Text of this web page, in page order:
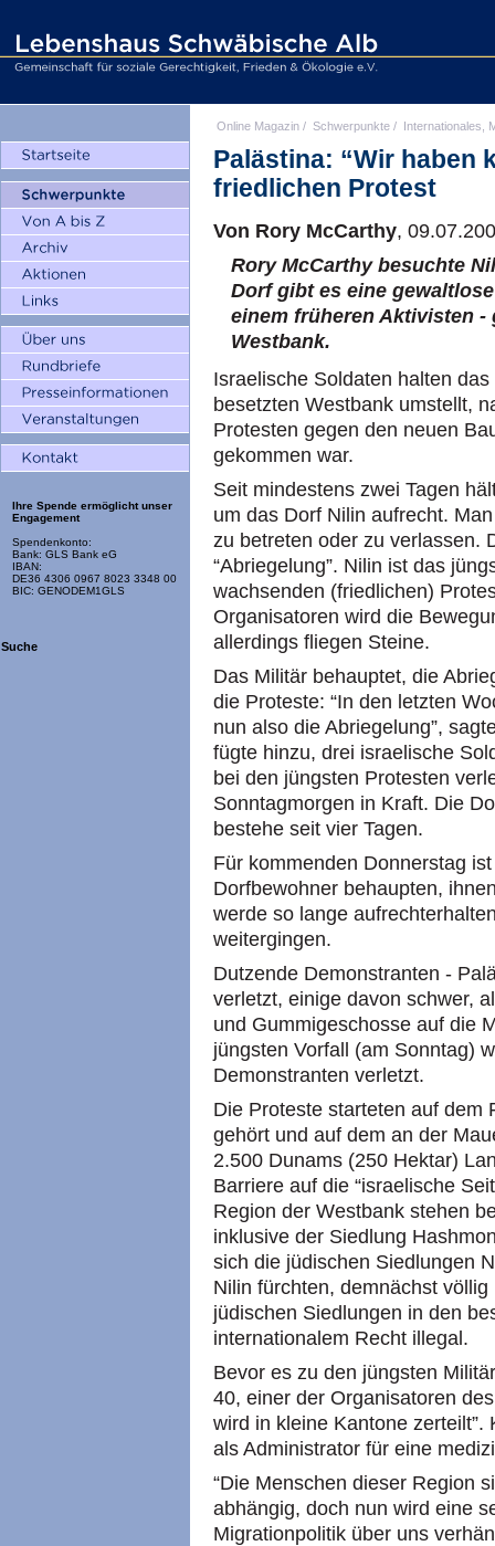
Ihre Spende ermöglicht unser
Engagement
Spendenkonto:
Bank: GLS Bank eG
IBAN:
DE36 4306 0967 8023 3348 00
BIC: GENODEM1GLS
Suche
Online Magazin / Schwerpunkte / Internationales,
Palästina: “Wir haben
friedlichen Protest
Von Rory McCarthy,
Rory McCarthy besuchte
Dorf gibt es eine
einem früheren Aktivisten -
Westbank.
Israelische Soldaten halten
besetzten Westbank umstellt,
Protesten gegen den neuen
gekommen war.
Seit mindestens zwei Tagen
um das Dorf Nilin aufrecht.
zu betreten oder zu verlassen.
“Abriegelung”. Nilin ist das
wachsenden (friedlichen)
Organisatoren wird die
allerdings fliegen Steine.
Das Militär behauptet, die
die Proteste: “In den letzten
nun also die Abriegelung”,
fügte hinzu, drei israelische
bei den jüngsten Protesten
Sonntagmorgen in Kraft. Die
bestehe seit vier Tagen.
Für kommenden Donnerstag
Dorfbewohner behaupten,
werde so lange
weitergingen.
Dutzende Demonstranten -
verletzt, einige davon schwer,
und Gummigeschosse auf die
jüngsten Vorfall (am Sonntag)
Demonstranten verletzt.
Die Proteste starteten auf dem
gehört und auf dem an der
2.500 Dunams (250 Hektar)
Barriere auf die “israelische
Region der Westbank stehen
inklusive der Siedlung
sich die jüdischen Siedlungen
Nilin fürchten, demnächst
jüdischen Siedlungen in den
internationalem Recht illegal.
Bevor es zu den jüngsten
40, einer der Organisatoren
wird in kleine Kantone
als Administrator für eine
“Die Menschen dieser Region
abhängig, doch nun wird eine
Migrationpolitik über uns